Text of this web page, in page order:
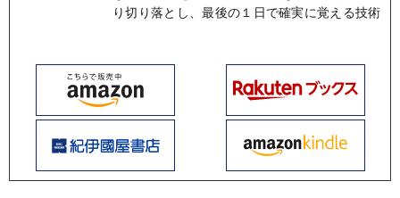
り切り落とし、最後の１日で確実に覚える技術